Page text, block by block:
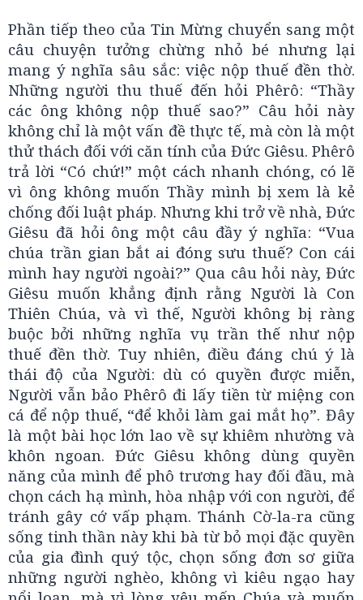
Phần tiếp theo của Tin Mừng chuyển sang một
câu chuyện tưởng chừng nhỏ bé nhưng lại
mang ý nghĩa sâu sắc: việc nộp thuế đền thờ.
Những người thu thuế đến hỏi Phêrô: “Thầy
các ông không nộp thuế sao?” Câu hỏi này
không chỉ là một vấn đề thực tế, mà còn là một
thử thách đối với căn tính của Đức Giêsu. Phêrô
trả lời “Có chứ!” một cách nhanh chóng, có lẽ
vì ông không muốn Thầy mình bị xem là kẻ
chống đối luật pháp. Nhưng khi trở về nhà, Đức
Giêsu đã hỏi ông một câu đầy ý nghĩa: “Vua
chúa trần gian bắt ai đóng sưu thuế? Con cái
mình hay người ngoài?” Qua câu hỏi này, Đức
Giêsu muốn khẳng định rằng Người là Con
Thiên Chúa, và vì thế, Người không bị ràng
buộc bởi những nghĩa vụ trần thế như nộp
thuế đền thờ. Tuy nhiên, điều đáng chú ý là
thái độ của Người: dù có quyền được miễn,
Người vẫn bảo Phêrô đi lấy tiền từ miệng con
cá để nộp thuế, “để khỏi làm gai mắt họ”. Đây
là một bài học lớn lao về sự khiêm nhường và
khôn ngoan. Đức Giêsu không dùng quyền
năng của mình để phô trương hay đối đầu, mà
chọn cách hạ mình, hòa nhập với con người, để
tránh gây cớ vấp phạm. Thánh Cờ-la-ra cũng
sống tinh thần này khi bà từ bỏ mọi đặc quyền
của gia đình quý tộc, chọn sống đơn sơ giữa
những người nghèo, không vì kiêu ngạo hay